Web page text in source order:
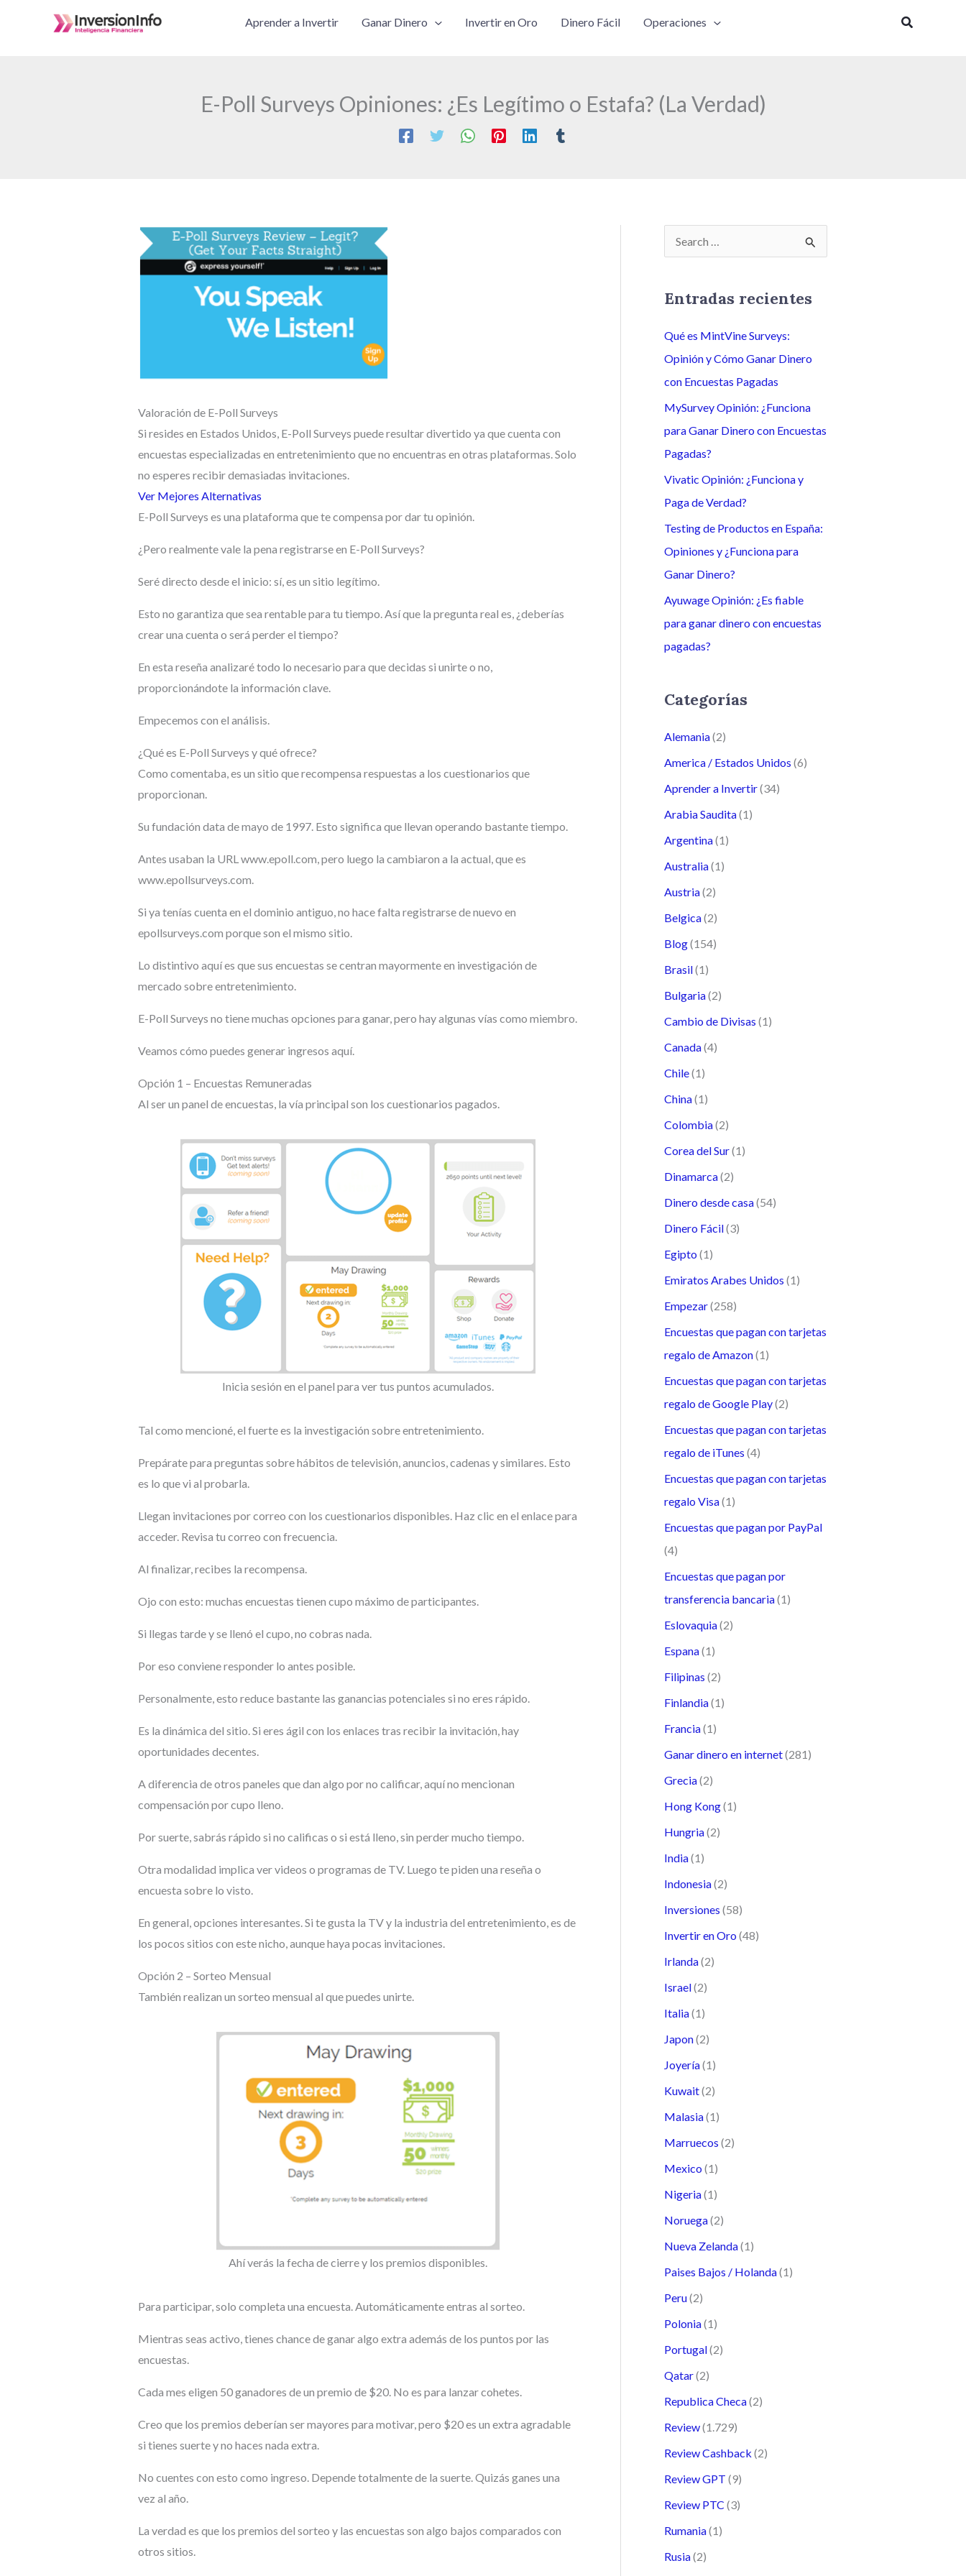
Aprender a Invertir Ganar Dinero Invertir en Oro Dinero Fácil Operaciones Buscar
E-Poll Surveys Opiniones: ¿Es Legítimo o Estafa? (La Verdad)
Valoración de E-Poll Surveys
Si resides en Estados Unidos, E-Poll Surveys puede resultar divertido ya que cuenta con
encuestas especializadas en entretenimiento que no encuentras en otras plataformas. Solo
no esperes recibir demasiadas invitaciones.
Ver Mejores Alternativas
E-Poll Surveys es una plataforma que te compensa por dar tu opinión.
¿Pero realmente vale la pena registrarse en E-Poll Surveys?
Seré directo desde el inicio: sí, es un sitio legítimo.
Esto no garantiza que sea rentable para tu tiempo. Así que la pregunta real es, ¿deberías
crear una cuenta o será perder el tiempo?
En esta reseña analizaré todo lo necesario para que decidas si unirte o no,
proporcionándote la información clave.
Empecemos con el análisis.
¿Qué es E-Poll Surveys y qué ofrece?
Como comentaba, es un sitio que recompensa respuestas a los cuestionarios que
proporcionan.
Su fundación data de mayo de 1997. Esto significa que llevan operando bastante tiempo.
Antes usaban la URL www.epoll.com, pero luego la cambiaron a la actual, que es
www.epollsurveys.com.
Si ya tenías cuenta en el dominio antiguo, no hace falta registrarse de nuevo en
epollsurveys.com porque son el mismo sitio.
Lo distintivo aquí es que sus encuestas se centran mayormente en investigación de
mercado sobre entretenimiento.
E-Poll Surveys no tiene muchas opciones para ganar, pero hay algunas vías como miembro.
Veamos cómo puedes generar ingresos aquí.
Opción 1 – Encuestas Remuneradas
Al ser un panel de encuestas, la vía principal son los cuestionarios pagados.
Inicia sesión en el panel para ver tus puntos acumulados.
Tal como mencioné, el fuerte es la investigación sobre entretenimiento.
Prepárate para preguntas sobre hábitos de televisión, anuncios, cadenas y similares. Esto
es lo que vi al probarla.
Llegan invitaciones por correo con los cuestionarios disponibles. Haz clic en el enlace para
acceder. Revisa tu correo con frecuencia.
Al finalizar, recibes la recompensa.
Ojo con esto: muchas encuestas tienen cupo máximo de participantes.
Si llegas tarde y se llenó el cupo, no cobras nada.
Por eso conviene responder lo antes posible.
Personalmente, esto reduce bastante las ganancias potenciales si no eres rápido.
Es la dinámica del sitio. Si eres ágil con los enlaces tras recibir la invitación, hay
oportunidades decentes.
A diferencia de otros paneles que dan algo por no calificar, aquí no mencionan
compensación por cupo lleno.
Por suerte, sabrás rápido si no calificas o si está lleno, sin perder mucho tiempo.
Otra modalidad implica ver videos o programas de TV. Luego te piden una reseña o
encuesta sobre lo visto.
En general, opciones interesantes. Si te gusta la TV y la industria del entretenimiento, es de
los pocos sitios con este nicho, aunque haya pocas invitaciones.
Opción 2 – Sorteo Mensual
También realizan un sorteo mensual al que puedes unirte.
Ahí verás la fecha de cierre y los premios disponibles.
Para participar, solo completa una encuesta. Automáticamente entras al sorteo.
Mientras seas activo, tienes chance de ganar algo extra además de los puntos por las
encuestas.
Cada mes eligen 50 ganadores de un premio de $20. No es para lanzar cohetes.
Creo que los premios deberían ser mayores para motivar, pero $20 es un extra agradable
si tienes suerte y no haces nada extra.
No cuentes con esto como ingreso. Depende totalmente de la suerte. Quizás ganes una
vez al año.
La verdad es que los premios del sorteo y las encuestas son algo bajos comparados con
otros sitios.
s
a
r
p
o
r
:
Entradas recientes
Qué es MintVine Surveys:
Opinión y Cómo Ganar Dinero
con Encuestas Pagadas
MySurvey Opinión: ¿Funciona
para Ganar Dinero con Encuestas
Pagadas?
Vivatic Opinión: ¿Funciona y
Paga de Verdad?
Testing de Productos en España:
Opiniones y ¿Funciona para
Ganar Dinero?
Ayuwage Opinión: ¿Es fiable
para ganar dinero con encuestas
pagadas?
Categorías
Alemania(2)
America / Estados Unidos (6)
Aprender a Invertir(34)
Arabia Saudita(1)
Argentina(1)
Australia(1)
Austria(2)
Belgica(2)
Blog(154)
Brasil(1)
Bulgaria(2)
Cambio de Divisas (1)
Canada(4)
Chile(1)
China(1)
Colombia(2)
Corea del Sur(1)
Dinamarca(2)
Dinero desde casa(54)
Dinero Fácil(3)
Egipto (1)
Emiratos Arabes Unidos (1)
Empezar(258)
Encuestas que pagan con tarjetas
regalo de Amazon(1)
Encuestas que pagan con tarjetas
regalo de Google Play(2)
Encuestas que pagan con tarjetas
regalo de iTunes (4)
Encuestas que pagan con tarjetas
regalo Visa(1)
Encuestas que pagan por PayPal
(4)
Encuestas que pagan por
transferencia bancaria(1)
Eslovaquia(2)
Espana(1)
Filipinas (2)
Finlandia(1)
Francia(1)
Ganar dinero en internet(281)
Grecia(2)
Hong Kong(1)
Hungria(2)
India(1)
Indonesia(2)
Inversiones (58)
Invertir en Oro (48)
Irlanda(2)
Israel(2)
Italia(1)
Japon(2)
Joyería(1)
Kuwait(2)
Malasia(1)
Marruecos (2)
Mexico (1)
Nigeria(1)
Noruega(2)
Nueva Zelanda(1)
Paises Bajos / Holanda(1)
Peru(2)
Polonia(1)
Portugal(2)
Qatar(2)
Republica Checa(2)
Review(1.729)
Review Cashback (2)
Review GPT (9)
Review PTC (3)
Rumania(1)
Rusia(2)